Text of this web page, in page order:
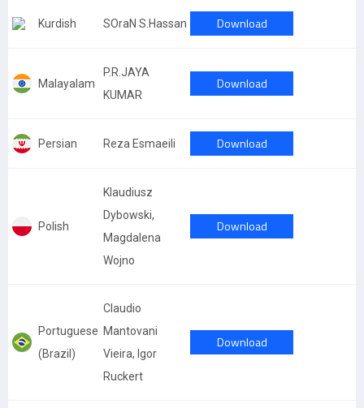
Kurdish SOraN S.Hassan Download
Malayalam
P.R.JAYA
KUMAR
Download
Persian Reza Esmaeili Download
Polish
Klaudiusz
Dybowski,
Magdalena
Wojno
Download
Portuguese
(Brazil)
Claudio
Mantovani
Vieira, Igor
Ruckert
Download